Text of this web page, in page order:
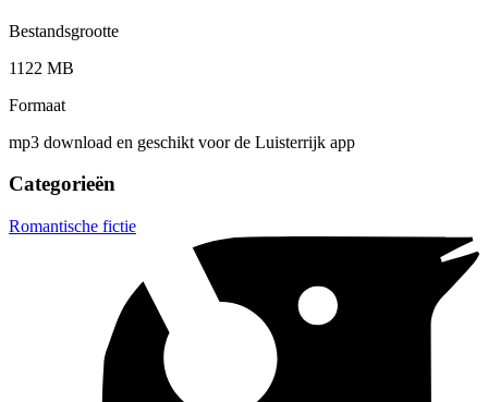
Bestandsgrootte
1122 MB
Formaat
mp3 download en geschikt voor de Luisterrijk app
Categorieën
Romantische fictie